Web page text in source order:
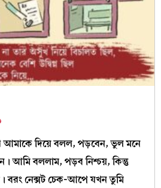
আমাকে দিয়ে বলল, পড়বেন, ভুল মনে
আমি বললাম, পড়ব নিশ্চয়, কিন্তু
বরং নেক্সট চেক-আপে যখন তুমি